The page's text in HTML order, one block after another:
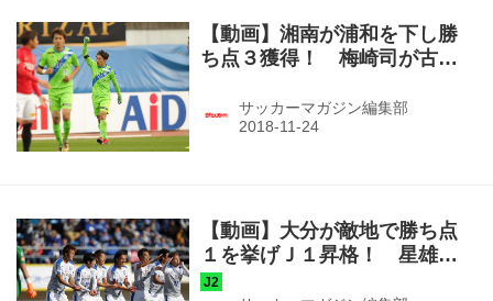
【動画】湘南が浦和を下し勝
ち点３獲得！ 梅崎司が古巣
節・湘南２－１浦和）
サッカーマガジン編集部
【動画】大分が敵地で勝ち点
１を挙げＪ１昇格！ 星雄次
が貴重な先制点を奪う！（J2